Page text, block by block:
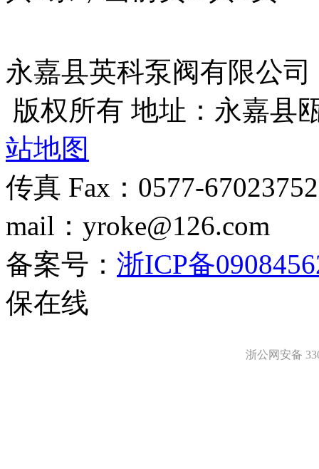
永嘉县英科泵阀有限公司
版权所有 地址：永嘉县
站地图
传真 Fax：0577-
mail：yroke@126.com
备案号： 浙ICP备
保在线
浙公网安备